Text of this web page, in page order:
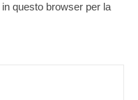
questo browser per la